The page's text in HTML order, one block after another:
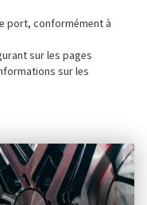
port, conformément à
sur les pages
sur les